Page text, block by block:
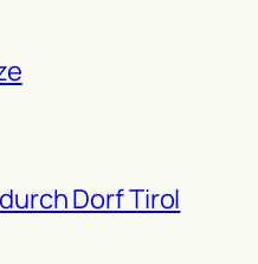
Dorf Tirol